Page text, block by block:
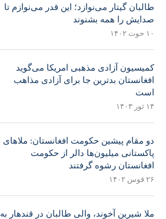
طالبان گیتار می‌نوازد؛ این قدر می‌نوازم تا
صدایش را همه بشنوند
۱۰ حوت ۱۴۰۲
کمیسیون آزادی مذهبی امریکا می‌گوید
افغانستان بدترین جا برای آزادی مذاهب
است
۱۴ ثور ۱۴۰۳
دو مقام پیشین حکومت افغانستان: ملاهای
پاکستانی میلیون‌ها دالر از حکومت
افغانستان رشوه گرفتند
۲۶ قوس ۱۴۰۲
ملا شیرین آخوند، والی طالبان در قندهار به